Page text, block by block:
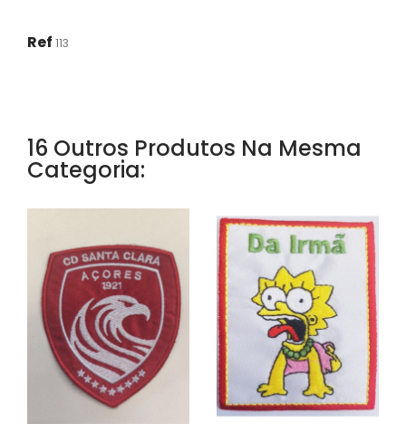
Ref 113
16 Outros Produtos Na Mesma
Categoria: